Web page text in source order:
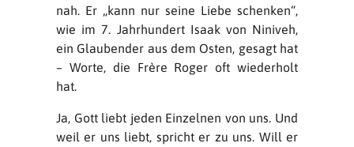
nah. Er „kann nur seine Liebe schenken“,
wie im 7. Jahrhundert Isaak von Niniveh,
ein Glaubender aus dem Osten, gesagt hat
– Worte, die Frère Roger oft wiederholt
hat.
Ja, Gott liebt jeden Einzelnen von uns. Und
weil er uns liebt, spricht er zu uns. Will er